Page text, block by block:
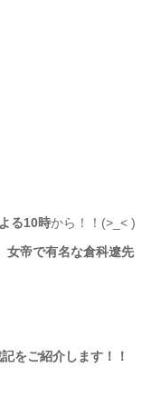
よる10時から！！(>_< )
女帝で有名な倉科遼先
をご紹介します！！